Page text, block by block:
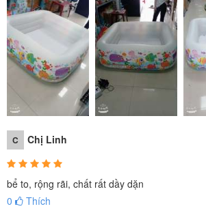
Bể bơi được thiết kế hình cá đại dương với
bắt mắt
C Chị Linh
bể to, rộng rãi, chất rất dầy dặn
0
Thích